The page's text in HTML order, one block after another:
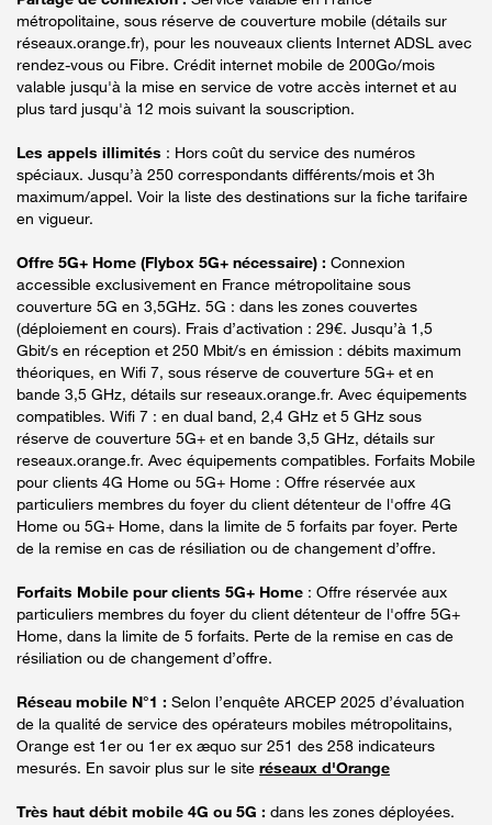
métropolitaine, sous réserve de couverture mobile (détails sur
réseaux.orange.fr), pour les nouveaux clients Internet ADSL avec
rendez-vous ou Fibre. Crédit internet mobile de 200Go/mois
valable jusqu'à la mise en service de votre accès internet et au
plus tard jusqu'à 12 mois suivant la souscription.
Les appels illimités : Hors coût du service des numéros
spéciaux. Jusqu’à 250 correspondants différents/mois et 3h
maximum/appel. Voir la liste des destinations sur la fiche tarifaire
en vigueur.
Offre 5G+ Home (Flybox 5G+ nécessaire) : Connexion
accessible exclusivement en France métropolitaine sous
couverture 5G en 3,5GHz. 5G : dans les zones couvertes
(déploiement en cours). Frais d’activation : 29€. Jusqu’à 1,5
Gbit/s en réception et 250 Mbit/s en émission : débits maximum
théoriques, en Wifi 7, sous réserve de couverture 5G+ et en
bande 3,5 GHz, détails sur reseaux.orange.fr. Avec équipements
compatibles. Wifi 7 : en dual band, 2,4 GHz et 5 GHz sous
réserve de couverture 5G+ et en bande 3,5 GHz, détails sur
reseaux.orange.fr. Avec équipements compatibles. Forfaits Mobile
pour clients 4G Home ou 5G+ Home : Offre réservée aux
particuliers membres du foyer du client détenteur de l'offre 4G
Home ou 5G+ Home, dans la limite de 5 forfaits par foyer. Perte
de la remise en cas de résiliation ou de changement d’offre.
Forfaits Mobile pour clients 5G+ Home : Offre réservée aux
particuliers membres du foyer du client détenteur de l'offre 5G+
Home, dans la limite de 5 forfaits. Perte de la remise en cas de
résiliation ou de changement d’offre.
Réseau mobile N°1 : Selon l’enquête ARCEP 2025 d’évaluation
de la qualité de service des opérateurs mobiles métropolitains,
Orange est 1er ou 1er ex æquo sur 251 des 258 indicateurs
mesurés. En savoir plus sur le site réseaux d'Orange
Très haut débit mobile 4G ou 5G : dans les zones déployées.